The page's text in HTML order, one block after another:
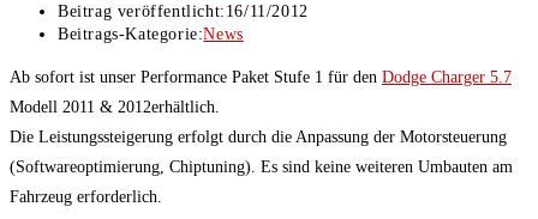
Beitrag veröffentlicht: 16/11/2012
Beitrags-Kategorie:News
Ab sofort ist unser Performance Paket Stufe 1 für den Dodge Charger 5.7
Modell 2011 & 2012erhältlich.
Die Leistungssteigerung erfolgt durch die Anpassung der Motorsteuerung
(Softwareoptimierung, Chiptuning). Es sind keine weiteren Umbauten am
Fahrzeug erforderlich.